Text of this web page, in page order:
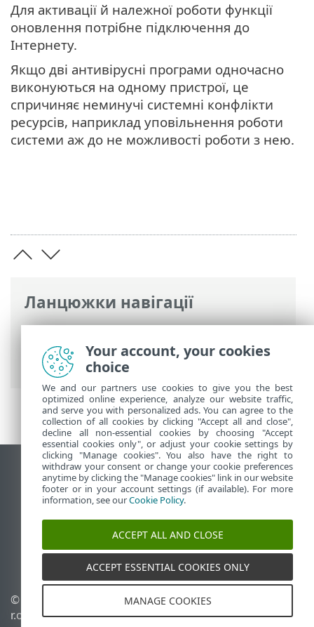
Ланцюжки навігації
Інтерактивна довідка ESET>ESET Smart
Security Premium>ESET Smart Security
Premium
> Системні вимоги
Для активації й належної роботи функції
оновлення потрібне підключення до
Інтернету.
Якщо дві антивірусні програми одночасно
виконуються на одному пристрої, це
спричиняє неминучі системні конфлікти
ресурсів, наприклад уповільнення роботи
системи аж до не можливості роботи з нею.
Переглянути повну версію
End of Life
База знань ESET
ESET Status Portal
Регіональна підтримка
© 1992 - 2025 ESET, spol. s
r.o. - Усі права захищено.
Керувати файлами cookie
Політика щодо файлів
Your account, your cookies
choice
We and our partners use cookies to give you the best
optimized online experience, analyze our website traffic,
and serve you with personalized ads. You can agree to the
collection of all cookies by clicking "Accept all and close",
decline all non-essential cookies by choosing "Accept
essential cookies only", or adjust your cookie settings by
clicking "Manage cookies". You also have the right to
withdraw your consent or change your cookie preferences
anytime by clicking the "Manage cookies" link in our website
footer or in your account settings (if available). For more
information, see ourCookie Policy.
ACCEPT ALL AND CLOSE
ACCEPT ESSENTIAL COOKIES ONLY
MANAGE COOKIES